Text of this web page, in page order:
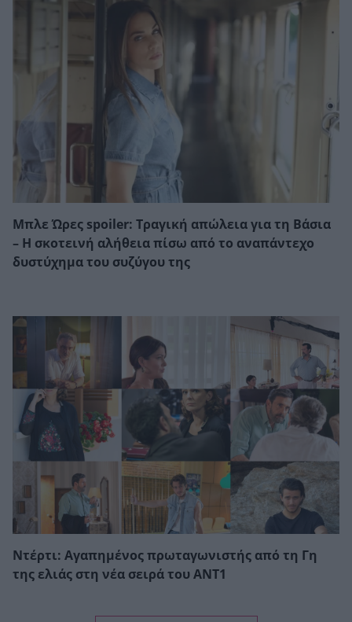
Μπλε Ώρες spoiler: Τραγική απώλεια για τη Βάσια
– Η σκοτεινή αλήθεια πίσω από το αναπάντεχο
δυστύχημα του συζύγου της
Ντέρτι: Αγαπημένος πρωταγωνιστής από τη Γη
της ελιάς στη νέα σειρά του ΑΝΤ1